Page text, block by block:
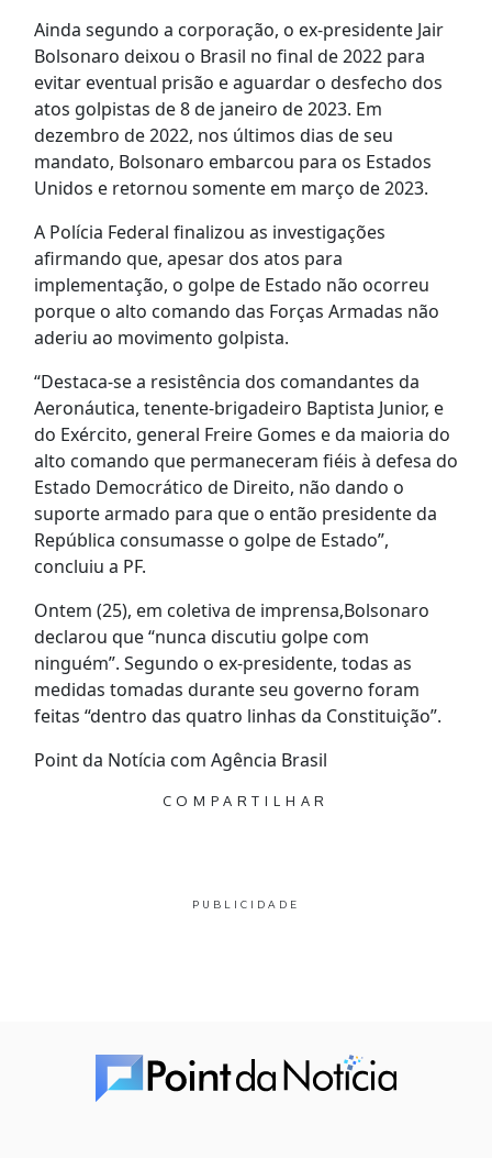
Ainda segundo a corporação, o ex-presidente Jair
Bolsonaro deixou o Brasil no final de 2022 para
evitar eventual prisão e aguardar o desfecho dos
atos golpistas de 8 de janeiro de 2023. Em
dezembro de 2022, nos últimos dias de seu
mandato, Bolsonaro embarcou para os Estados
Unidos e retornou somente em março de 2023.
A Polícia Federal finalizou as investigações
afirmando que, apesar dos atos para
implementação, o golpe de Estado não ocorreu
porque o alto comando das Forças Armadas não
aderiu ao movimento golpista.
“Destaca-se a resistência dos comandantes da
Aeronáutica, tenente-brigadeiro Baptista Junior, e
do Exército, general Freire Gomes e da maioria do
alto comando que permaneceram fiéis à defesa do
Estado Democrático de Direito, não dando o
suporte armado para que o então presidente da
República consumasse o golpe de Estado”,
concluiu a PF.
Ontem (25), em coletiva de imprensa,Bolsonaro
declarou que “nunca discutiu golpe com
ninguém”. Segundo o ex-presidente, todas as
medidas tomadas durante seu governo foram
feitas “dentro das quatro linhas da Constituição”.
Point da Notícia com Agência Brasil
COMPARTILHAR
PUBLICIDADE